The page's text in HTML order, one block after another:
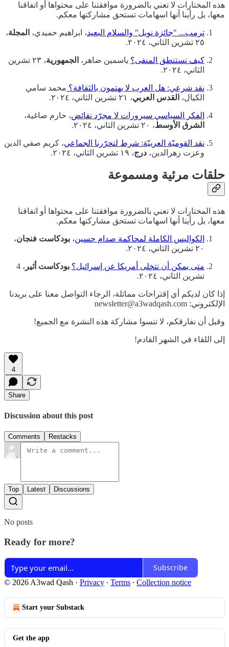
هذه المختارات لا تعني بالضرورة موافقتنا على محتواها أو اتفاقنا
معها، بل رأينا أنها اسهامات تستحق مشاركتها معكم.
ترمب... "جائزة نوبل" والسلام البعيد، ابراهيم حميدي، المجلة،
٢٥ تشرين الثاني، ٢٠٢٤.
كيف نستنطق المنفى؟ ياسمين ضاهر، الجمهورية
، ٢٣ تشرين
الثاني، ٢٠٢٤.
نقد شرعي: هل العرب لا يهتمون بالثقافة؟ محمد سامي
الكيال، القدس العربي، ٢١ تشرين الثاني، ٢٠٢٤.
الفكر السياسي سيرورات لا مجرّد نقائض، حازم صاغية،
الشرق الأوسط، ٢٠ تشرين الثاني، ٢٠٢٤.
نقد القوميّة العربيّة: شرط لتحرّرنا الجماعي، كريم صفي الدين
وعزت زهرالدين، درج، ١٩ تشرين الثاني، ٢٠٢٤.
حلقات مرئية ومسموعة
هذه المختارات لا تعني بالضرورة موافقتنا على محتواها أو اتفاقنا
معها، بل رأينا أنها اسهامات تستحق مشاركتها معكم.
الكواليس الكاملة لمحاكمة صدام حسين، بودكاست فنجان،
٢٠ تشرين الثاني، ٢٠٢٤.
متى يمكن أن تتخلى أمريكا عن إسرائيل؟ بودكاست أثير
، 4
تشرين الثاني، ٢٠٢٤.
إذا كان لديكم أي إقتراحات مماثلة، الرجاء التواصل معنا على بريدنا
الإلكتروني: newsletter@a3wadqash.com
وقبل أن نفارقكم، لا تنسوا مشاركة هذه النشرة مع الجميع!
إلى اللقاء في الشهر القادم!
4
Share
Discussion about this post
Comments Restacks
Top Latest Discussions
No posts
Ready for more?
Subscribe
© 2026 A3wad Qash · Privacy ∙ Terms ∙ Collection notice
Start your Substack
Get the app